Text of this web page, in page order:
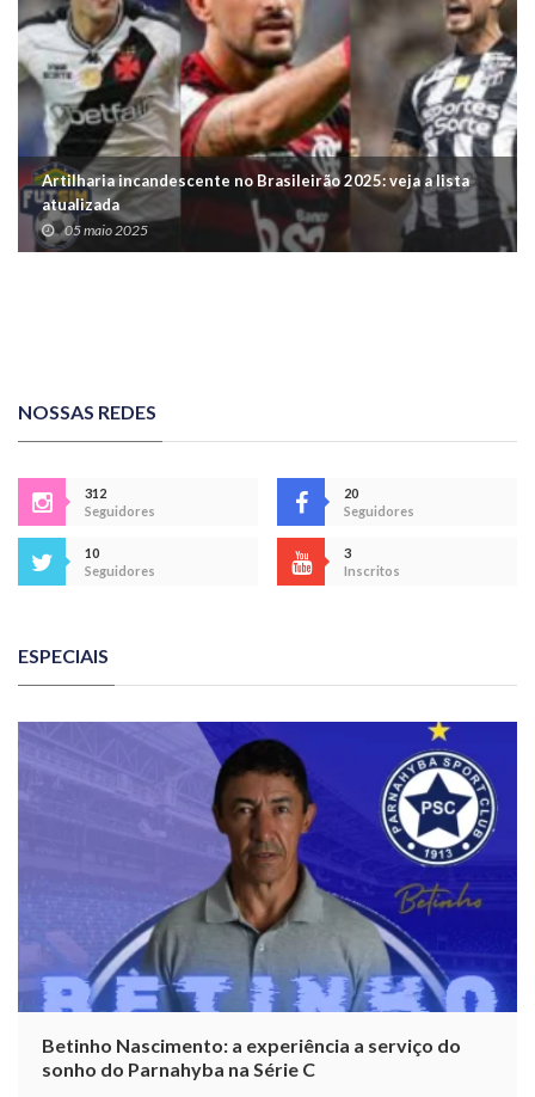
Artilharia incandescente no Brasileirão 2025: veja a lista
atualizada
05 maio 2025
NOSSAS REDES
312
Seguidores
20
Seguidores
10
Seguidores
3
Inscritos
ESPECIAIS
Betinho Nascimento: a experiência a serviço do
sonho do Parnahyba na Série C